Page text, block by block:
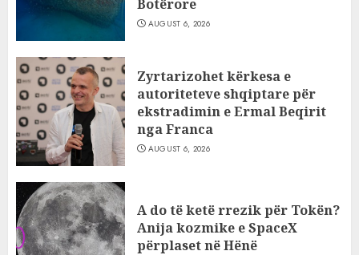
Botërore
AUGUST 6, 2026
Zyrtarizohet kërkesa e
autoriteteve shqiptare për
ekstradimin e Ermal Beqirit
nga Franca
AUGUST 6, 2026
A do të ketë rrezik për Tokën?
Anija kozmike e SpaceX
përplaset në Hënë